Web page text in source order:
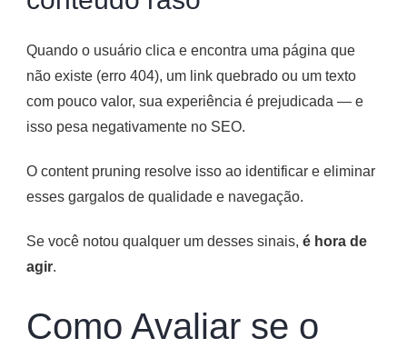
Quando o usuário clica e encontra uma página que
não existe (erro 404), um link quebrado ou um texto
com pouco valor, sua experiência é prejudicada — e
isso pesa negativamente no SEO.
O content pruning resolve isso ao identificar e eliminar
esses gargalos de qualidade e navegação.
Se você notou qualquer um desses sinais, é hora de
agir.
Como Avaliar se o